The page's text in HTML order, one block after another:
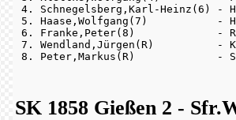
4. Schnegelsberg,Karl-Heinz(6)
5. Haase,Wolfgang(7)           -
6. Franke,Peter(8)             -
7. Wendland,Jürgen(R)          -
SK 1858 Gießen 2 -